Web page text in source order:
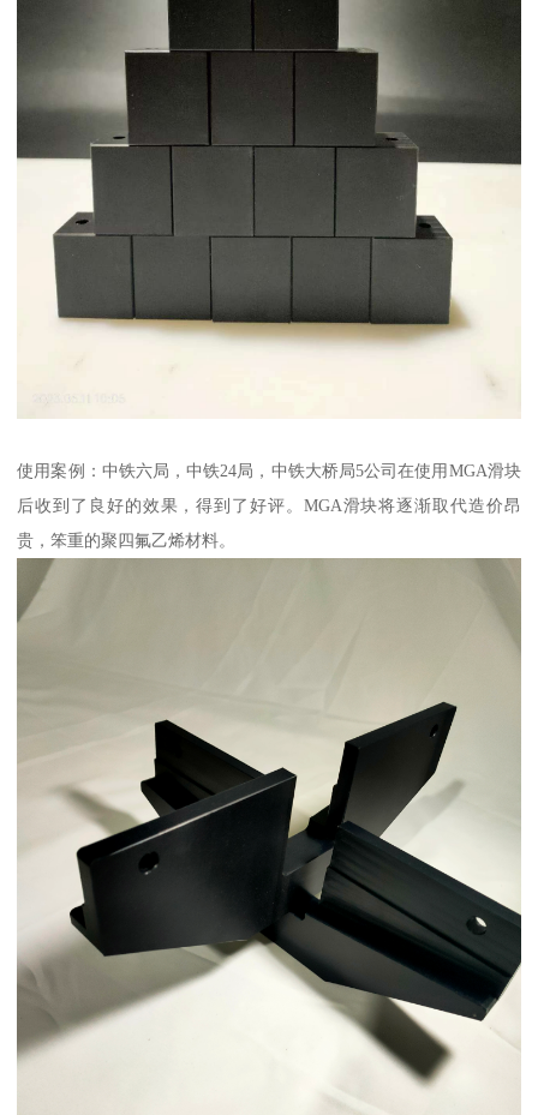
使用案例：中铁六局，中铁24局，中铁大桥局5公司在使用MGA滑块
后收到了良好的效果，得到了好评。MGA滑块将逐渐取代造价昂
贵，笨重的聚四氟乙烯材料。